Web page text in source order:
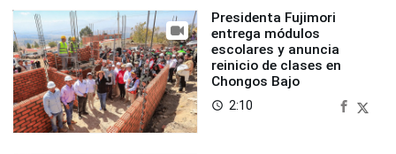
Presidenta Fujimori
entrega módulos
escolares y anuncia
reinicio de clases en
Chongos Bajo
access_time 2:10